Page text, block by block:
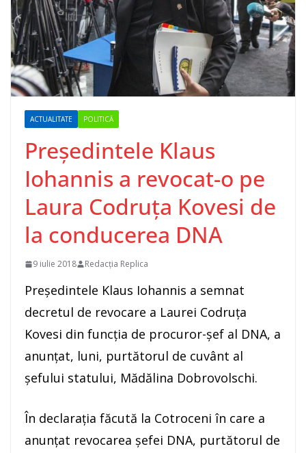
ACTUALITATE POLITICĂ
Preşedintele Klaus
Iohannis a revocat-o pe
Laura Codruţa Kovesi de
la conducerea DNA
9 iulie 2018 Redacția Replica
Preşedintele Klaus Iohannis a semnat
decretul de revocare a Laurei Codruţa
Kovesi din funcţia de procuror-şef al DNA, a
anunţat, luni, purtătorul de cuvânt al
şefului statului, Mădălina Dobrovolschi.
În declaraţia făcută la Cotroceni în care a
anunţat revocarea şefei DNA, purtătorul de